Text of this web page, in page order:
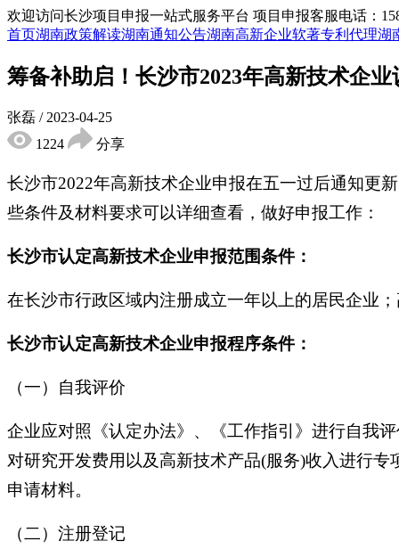
欢迎访问长沙项目申报一站式服务平台 项目申报客服电话：
首页湖南政策解读湖南通知公告湖南高新企业软著专利代理湖
筹备补助启！长沙市2023年高新技术企
张磊 / 2023-04-25
1224
分享
长沙市2022年高新技术企业申报在五一过后通知更
些条件及材料要求可以详细查看，做好申报工作：
长沙市认定高新技术企业申报范围条件：
在长沙市行政区域内注册成立一年以上的居民企业
长沙市认定高新技术企业申报程序条件：
（一）自我评价
企业应对照《认定办法》、《工作指引》进行自我
对研究开发费用以及高新技术产品(服务)收入进行
申请材料。
（二）注册登记